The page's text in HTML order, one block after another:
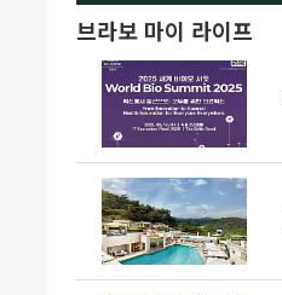
브라보 마이 라이프